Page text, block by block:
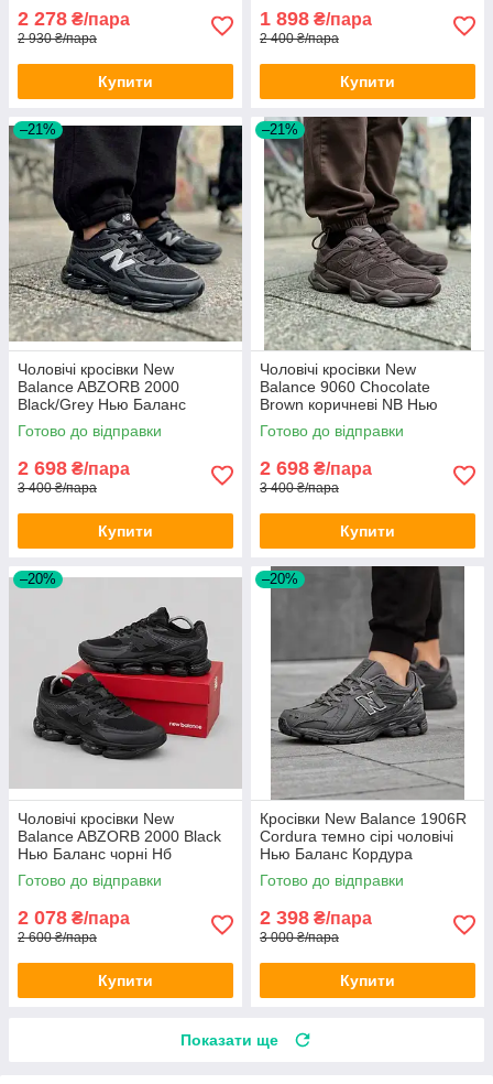
2 278 ₴/пара
2 930 ₴/пара
Купити
1 898 ₴/пара
2 400 ₴/пара
Купити
–21%
Чоловічі кросівки New
Balance ABZORB 2000
Black/Grey Нью Баланс
чорно-сірі Нб 2000 весна літо
Готово до відправки
2 698 ₴/пара
3 400 ₴/пара
Купити
–21%
Чоловічі кросівки New
Balance 9060 Chocolate
Brown коричневі NB Нью
Баланс НБ замшеві
Готово до відправки
2 698 ₴/пара
3 400 ₴/пара
Купити
–20%
Чоловічі кросівки New
Balance ABZORB 2000 Black
Нью Баланс чорні Нб
текстиль демісезон
Готово до відправки
2 078 ₴/пара
2 600 ₴/пара
Купити
–20%
Кросівки New Balance 1906R
Cordura темно сірі чоловічі
Нью Баланс Кордура
водостійкі
Готово до відправки
2 398 ₴/пара
3 000 ₴/пара
Купити
Показати ще